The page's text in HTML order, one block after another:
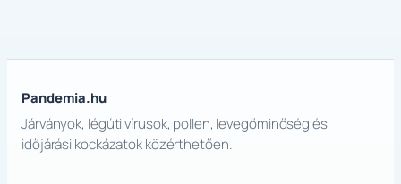
Pandemia.hu
Járványok, légúti vírusok, pollen, levegőminőség és
időjárási kockázatok közérthetően.